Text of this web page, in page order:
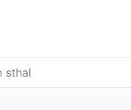
sthal